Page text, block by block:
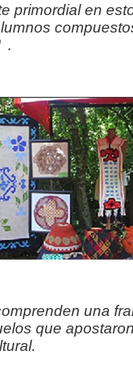
primordial en
.
una
que